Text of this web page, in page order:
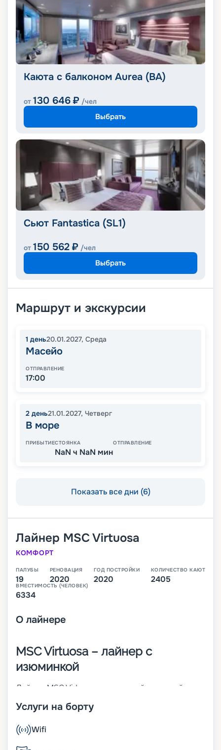
Каюта с балконом Aurea (BA)
от 130 646 ₽ /чел
Выбрать
Сьют Fantastica (SL1)
от 150 562 ₽ /чел
Выбрать
Маршрут и экскурсии
1 день20.01.2027, Среда
Масейо
ОТПРАВЛЕНИЕ
17:00
2 день21.01.2027, Четверг
В море
ПРИБЫТИЕСТОЯНКА
NaN ч NaN мин
ОТПРАВЛЕНИЕ
Показать все дни (6)
Лайнер MSC Virtuosa
КОМФОРТ
ПАЛУБЫ
19
РЕНОВАЦИЯ
2020
ГОД ПОСТРОЙКИ
2020
КОЛИЧЕСТВО КАЮТ
2405
ВМЕСТИМОСТЬ (ЧЕЛОВЕК)
6334
О лайнере
MSC Virtuosa – лайнер с
изюминкой
Лайнер MSC Virtuosa – четвертый круизный
величине. Он начал эксплуатироваться в мае
2 405 кают разных категорий, в которых
размещается до 6 334 пассажиров. Также на
борту находится 1 704 члена экипажа.
Услуги на борту
Wifi